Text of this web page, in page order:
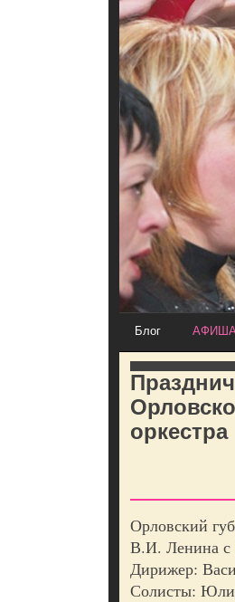
Блог
оркестра
Орловский
В.И. Ленина с
Дирижер:
Солисты: